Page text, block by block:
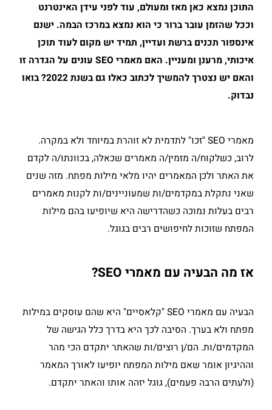
התוכן נמצא כאן מאז ומעולם, עוד לפני עידן האינטרנט
וככל שהזמן עובר ברור כי הוא נמצא במרכז הבמה. ישנם
אינספור תכנים ברשת ועדיין, תמיד יש מקום לעוד תוכן
איכותי, מרענן ומעניין. האם מאמרי SEO עונים על הגדרה זו
והאם יש נצטרך להמשיך לכתוב כאלו גם בשנת 2022? בואו
נבדוק.
מאמרי SEO "זכו" לתדמית לא זוהרת במיוחד ולא במקרה.
לרוב, כשלקוח/ה מזמין/ה מאמרים שכאלה, בכוונתו/ה לקדם
את האתר ולכן המאמרים יהיו מלאי מילות מפתח. מזה שנים
שאני נתקלת במקדמים/ות שמעוניינים/ות לקנות מאמרים
רבים בעלות נמוכה כשהדרישה היא שיופיעו בהם מילות
המפתח שזוכות לחיפושים רבים בגוגל.
אז מה הבעיה עם מאמרי SEO?
הבעיה עם מאמרי SEO "קלאסיים" היא שהם עוסקים במילות
מפתח ולא בערך. הסיבה לכך היא בדרך כלל הגישה של
המקדמים/ות. הם/ן רוצים/ות שהאתר יתקדם הכי מהר
וההיגיון אומר שאם מילות המפתח יופיעו לאורך המאמר
(ולעתים הרבה פעמים), גוגל יזהה אותו והאתר יתקדם.